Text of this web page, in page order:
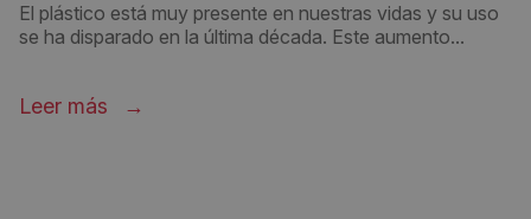
El plástico está muy presente en nuestras vidas y su uso
se ha disparado en la última década. Este aumento...
Leer más